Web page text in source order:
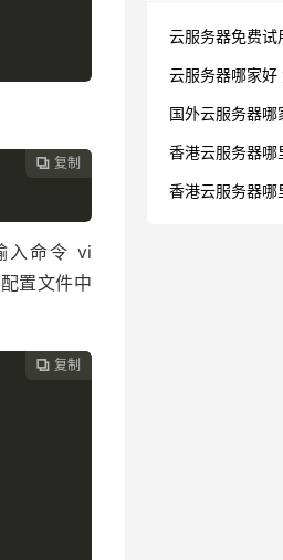
 复制
入命令 vi
置文件中
 复制
云服务器免费试
云服务器哪家好
国外云服务器哪
香港云服务器哪
香港云服务器哪